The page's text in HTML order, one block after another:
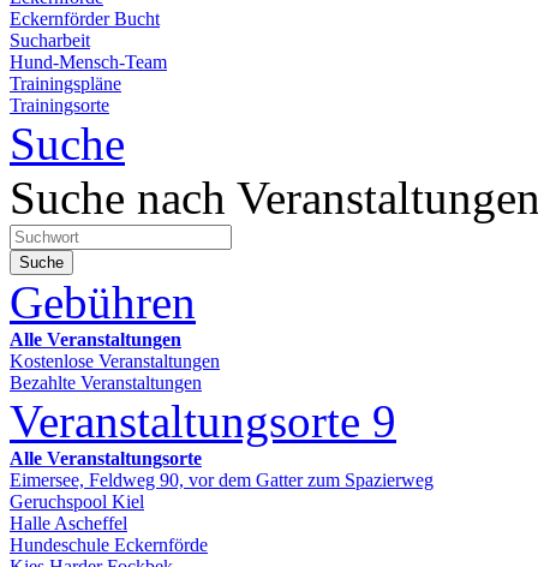
Eckernförder Bucht
Sucharbeit
Hund-Mensch-Team
Trainingspläne
Trainingsorte
Suche
Suche nach
Suche
Gebühren
Alle Veranstaltungen
Kostenlose Veranstaltungen
Bezahlte Veranstaltungen
Veranstaltungsorte 9
Alle Veranstaltungsorte
Eimersee, Feldweg 90, vor dem Gatter zum Spazierweg
Geruchspool Kiel
Halle Ascheffel
Hundeschule Eckernförde